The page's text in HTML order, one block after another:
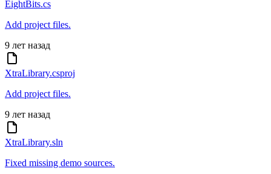
EightBits.cs
Add project files.
9 лет назад
XtraLibrary.csproj
Add project files.
9 лет назад
XtraLibrary.sln
Fixed missing demo sources.